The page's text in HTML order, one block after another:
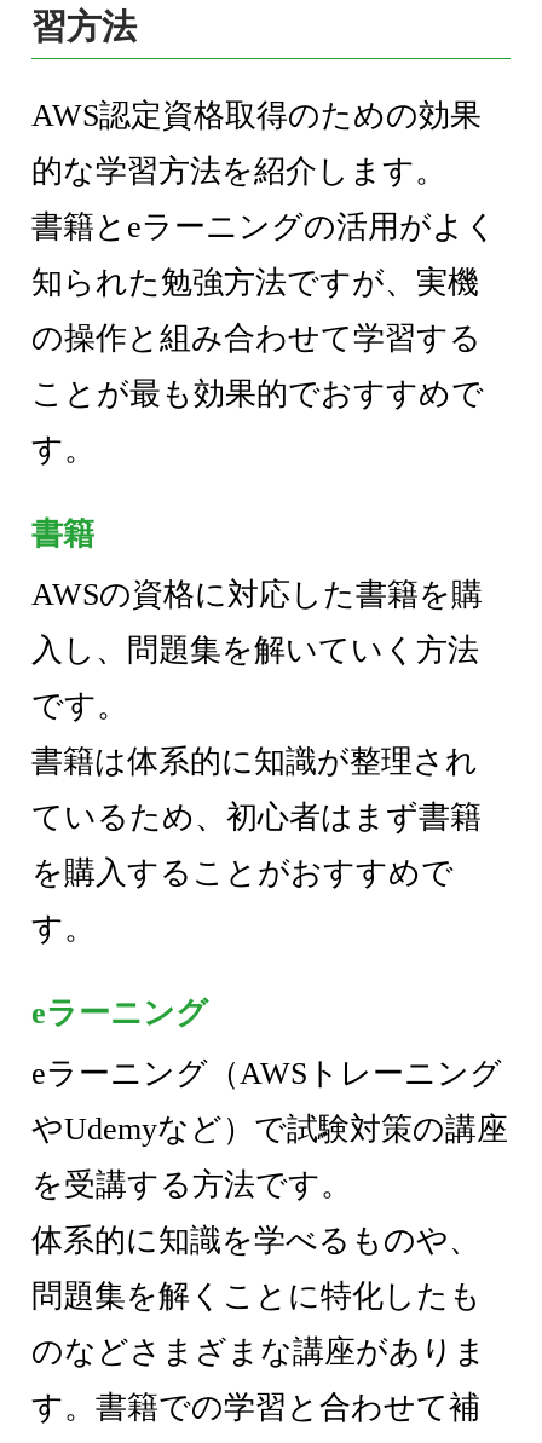
習方法
AWS認定資格取得のための効果
的な学習方法を紹介します。
書籍とeラーニングの活用がよく
知られた勉強方法ですが、実機
の操作と組み合わせて学習する
ことが最も効果的でおすすめで
す。
書籍
AWSの資格に対応した書籍を購
入し、問題集を解いていく方法
です。
書籍は体系的に知識が整理され
ているため、初心者はまず書籍
を購入することがおすすめで
す。
eラーニング
eラーニング（AWSトレーニング
やUdemyなど）で試験対策の講座
を受講する方法です。
体系的に知識を学べるものや、
問題集を解くことに特化したも
のなどさまざまな講座がありま
す。書籍での学習と合わせて補